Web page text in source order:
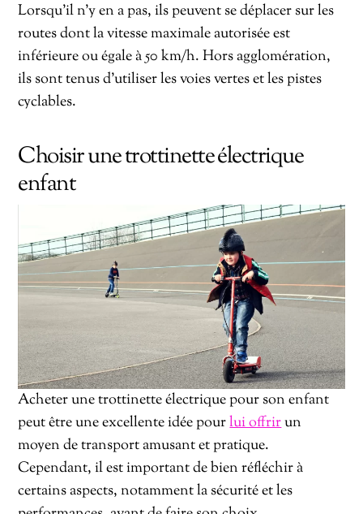
Lorsqu’il n’y en a pas, ils peuvent se déplacer sur les
routes dont la vitesse maximale autorisée est
inférieure ou égale à 50 km/h. Hors agglomération,
ils sont tenus d’utiliser les voies vertes et les pistes
cyclables.
Choisir une trottinette électrique
enfant
Acheter une trottinette électrique pour son enfant
peut être une excellente idée pourlui offrirun
moyen de transport amusant et pratique.
Cependant, il est important de bien réfléchir à
certains aspects, notamment la sécurité et les